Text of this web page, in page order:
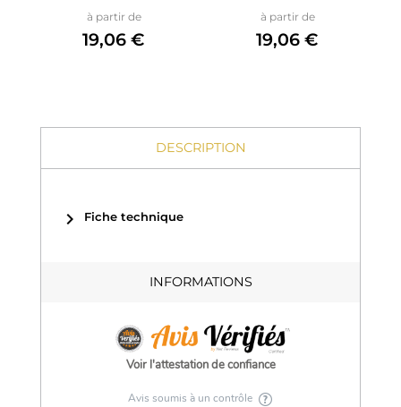
à partir dePrix
19,06 €
à partir dePrix
19,06 €
DESCRIPTION
chevron_right Fiche technique
INFORMATIONS
Voir l'attestation de confiance
Avis soumis à un contrôle